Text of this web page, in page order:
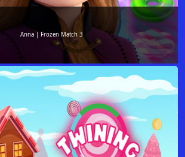
Anna | Frozen Match 3